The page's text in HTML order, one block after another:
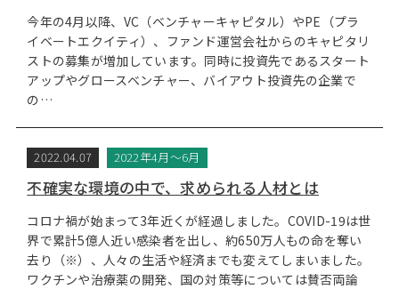
今年の4月以降、VC（ベンチャーキャピタル）やPE（プラ
イベートエクイティ）、ファンド運営会社からのキャピタリ
ストの募集が増加しています。同時に投資先であるスタート
アップやグロースベンチャー、バイアウト投資先の企業で
の…
2022.04.07 2022年4月～6月
不確実な環境の中で、求められる人材とは
コロナ禍が始まって3年近くが経過しました。COVID-19は世
界で累計5億人近い感染者を出し、約650万人もの命を奪い
去り（※）、人々の生活や経済までも変えてしまいました。
ワクチンや治療薬の開発、国の対策等については賛否両論